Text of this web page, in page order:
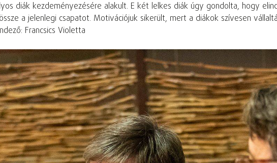
diák kezdeményezésére alakult. E két lelkes diák úgy gondolta, hogy
a jelenlegi csapatot. Motivációjuk sikerült, mert a diákok szívesen
Francsics Violetta